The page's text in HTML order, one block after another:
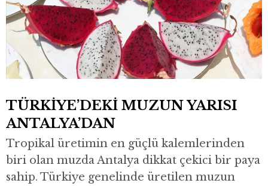
TÜRKİYE’DEKİ MUZUN YARISI
ANTALYA’DAN
Tropikal üretimin en güçlü kalemlerinden
biri olan muzda Antalya dikkat çekici bir paya
sahip. Türkiye genelinde üretilen muzun